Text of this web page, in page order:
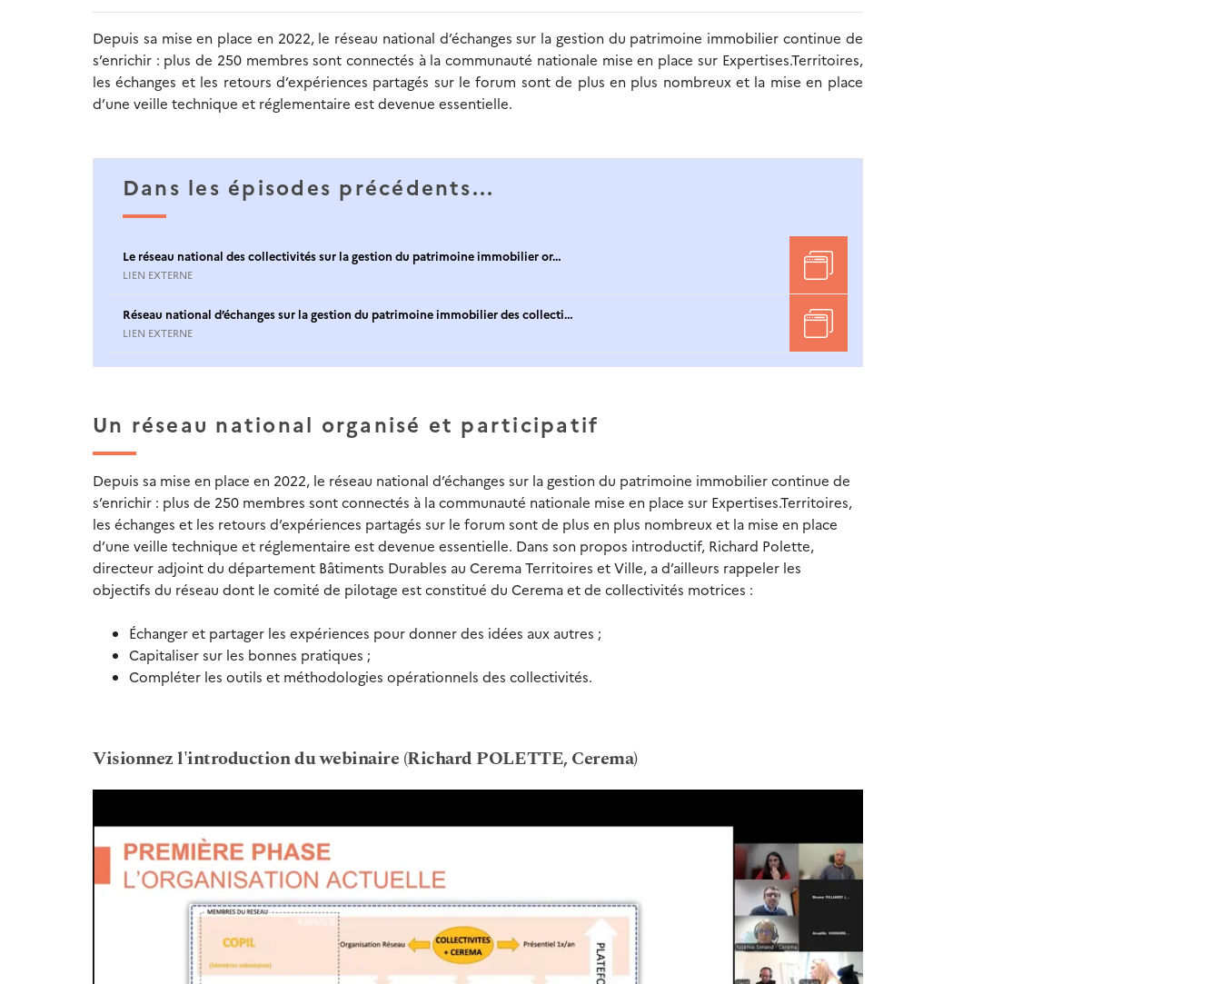
Depuis sa mise en place en 2022, le réseau national d’échanges sur la gestion du patrimoine immobilier continue de
s’enrichir : plus de 250 membres sont connectés à la communauté nationale mise en place sur Expertises.Territoires,
les échanges et les retours d’expériences partagés sur le forum sont de plus en plus nombreux et la mise en place
d’une veille technique et réglementaire est devenue essentielle.
Dans les épisodes précédents...
Le réseau national des collectivités sur la gestion du patrimoine immobilier or…
LIEN EXTERNE
Réseau national d’échanges sur la gestion du patrimoine immobilier des collecti…
LIEN EXTERNE
Un réseau national organisé et participatif
Depuis sa mise en place en 2022, le réseau national d’échanges sur la gestion du patrimoine immobilier continue de
s’enrichir : plus de 250 membres sont connectés à la communauté nationale mise en place sur Expertises.Territoires,
les échanges et les retours d’expériences partagés sur le forum sont de plus en plus nombreux et la mise en place
d’une veille technique et réglementaire est devenue essentielle. Dans son propos introductif, Richard Polette,
directeur adjoint du département Bâtiments Durables au Cerema Territoires et Ville, a d’ailleurs rappeler les
objectifs du réseau dont le comité de pilotage est constitué du Cerema et de collectivités motrices :
Échanger et partager les expériences pour donner des idées aux autres ;
Capitaliser sur les bonnes pratiques ;
Compléter les outils et méthodologies opérationnels des collectivités.
Visionnez l'introduction du webinaire (Richard POLETTE, Cerema)